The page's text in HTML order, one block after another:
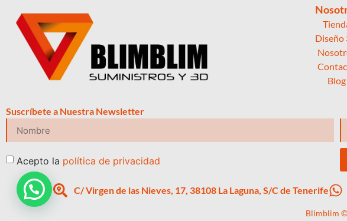
Diseño
Blog
Suscríbete a Nuestra Newsletter
Acepto la política de privacidad
C/ Virgen de las Nieves, 17, 38108 La Laguna, S/C de Tenerife
Blimblim